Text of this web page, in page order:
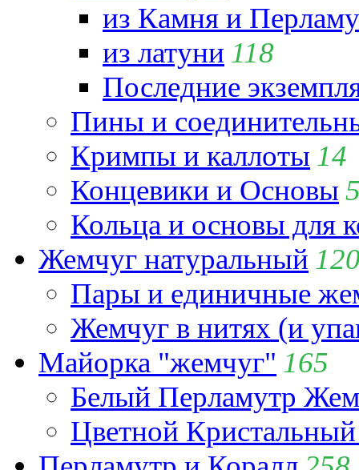
из Камня и
из латуни 118
Последние
Пины и
Кримпы и каллоты 14
Концевики и Основы
Кольца и основы для
Жемчуг натуральный
Пары и единичные
Жемчуг в нитях (и
Майорка "жемчуг" 165
Белый Перламутр
Цветной